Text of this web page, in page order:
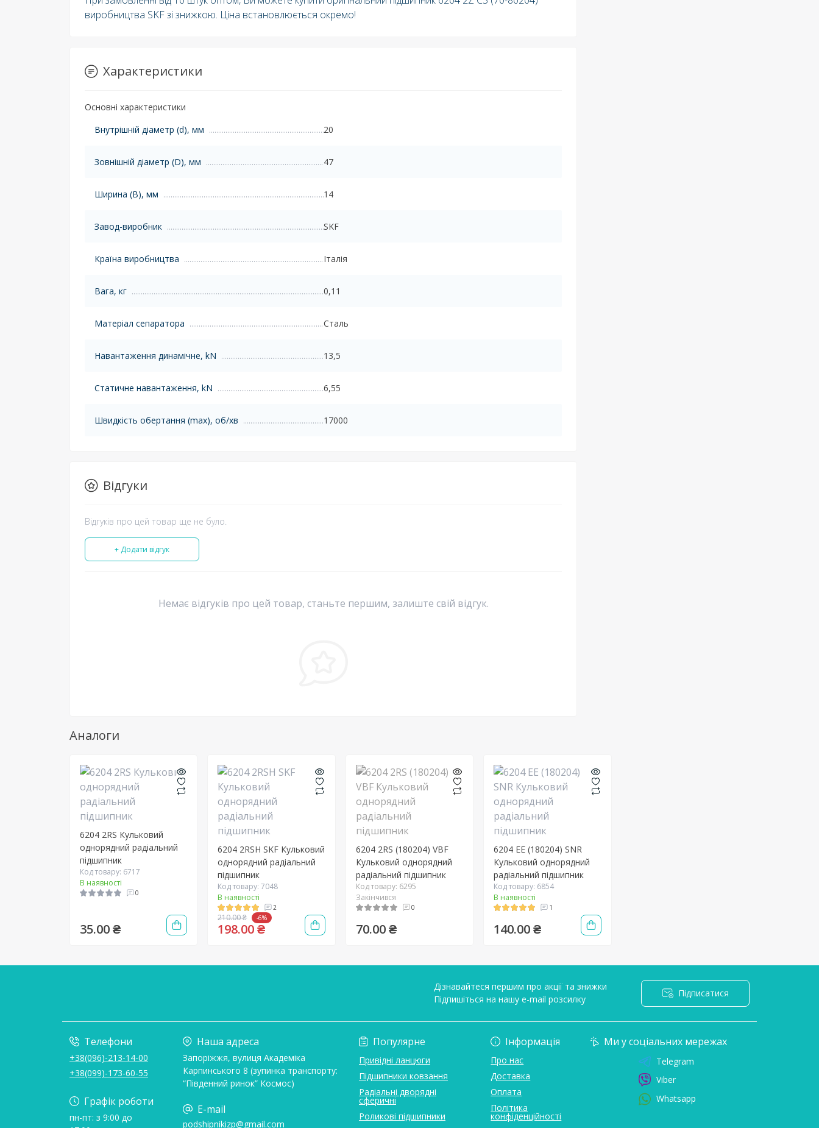
виробництва SKF зі знижкою. Ціна встановлюється окремо!
Характеристики
Основні характеристики
Внутрішній діаметр (d), мм
20
Зовнішній діаметр (D), мм 47
Ширина (B), мм 14
Завод-виробник SKF
Країна виробництва Італія
Вага, кг 0,11
Матеріал сепаратора Сталь
Навантаження динамічне, kN 13,5
Статичне навантаження, kN 6,55
Швидкість обертання (max), об/хв 17000
Відгуки
Відгуків про цей товар ще не було.
+ Додати відгук
Немає відгуків про цей товар, станьте першим, залиште свій відгук.
Аналоги
6204 2RS Кульковий
однорядний радіальний
підшипник
Код товару: 6717
В наявності
0
35.00 ₴
6204 2RSH SKF Кульковий
однорядний радіальний
підшипник
Код товару: 7048
В наявності
2
210.00 ₴ -6%
198.00 ₴
6204 2RS (180204) VBF
Кульковий однорядний
радіальний підшипник
Код товару: 6295
Закінчився
0
70.00 ₴
6204 EE (180204) SNR
Кульковий однорядний
радіальний підшипник
Код товару: 6854
В наявності
1
140.00 ₴
Дізнавайтеся першим про акції та знижки
Підпишіться на нашу e-mail розсилку
Підписатися
Телефони
+38(096)-213-14-00
+38(099)-173-60-55
Графік роботи
пн-пт: з 9:00 до
Наша адреса
Запоріжжя, вулиця Академіка
Карпинського 8 (зупинка транспорту:
“Південний ринок” Космос)
E-mail
podshipnikizp@gmail.com
Популярне
Привідні ланцюги
Підшипники ковзання
Радіальні дворядні
сферичні
Роликові підшипники
Інформація
Про нас
Доставка
Оплата
Політика
конфіденційності
Ми у соціальних мережах
Telegram
Viber
Whatsapp